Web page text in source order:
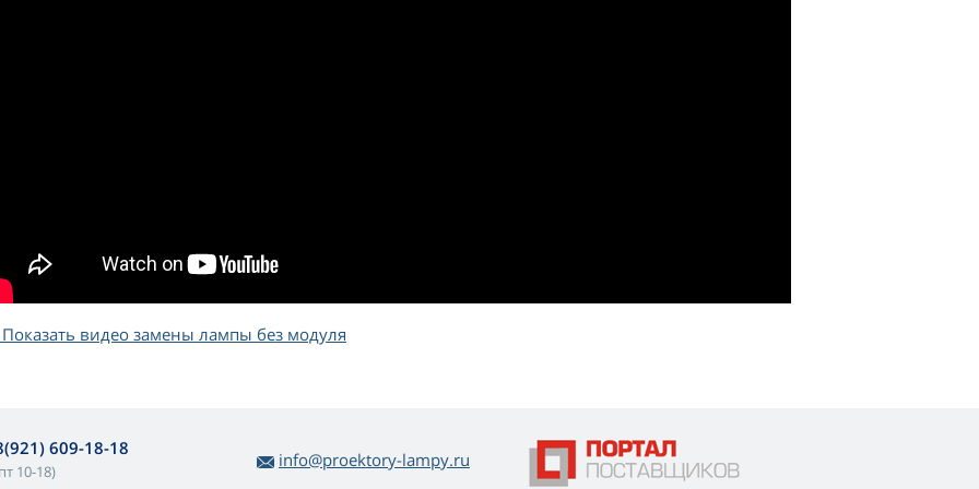
видео замены лампы без модуля
609-18-18
10-18)
info@proektory-lampy.ru